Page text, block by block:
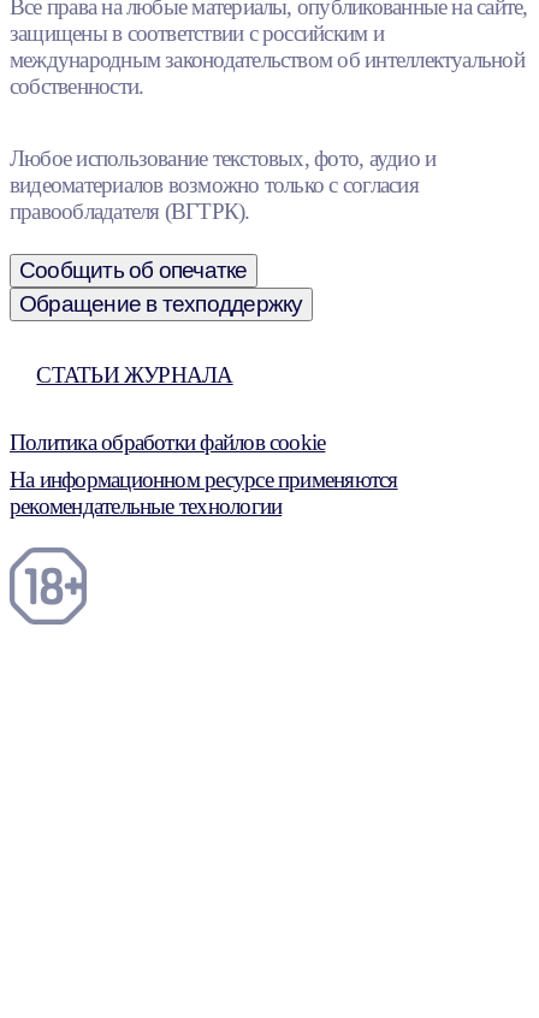
Все права на любые материалы, опубликованные на сайте,
защищены в соответствии с российским и
международным законодательством об интеллектуальной
собственности.
Любое использование текстовых, фото, аудио и
видеоматериалов возможно только с согласия
правообладателя (ВГТРК).
Сообщить об опечатке
Обращение в техподдержку
СТАТЬИ ЖУРНАЛА
Политика обработки файлов cookie
На информационном ресурсе применяются
рекомендательные технологии